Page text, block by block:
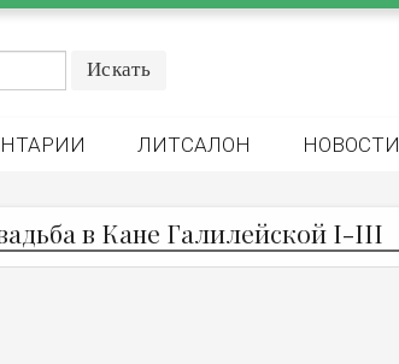
ЛИТСАЛОН НОВОСТИ
в Кане Галилейской I-III